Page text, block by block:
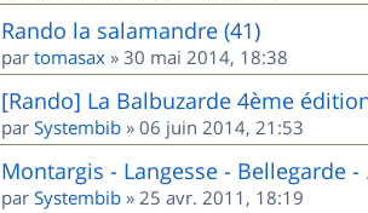
Rando la salamandre (41)
par tomasax » 30 mai 2014, 18:38
[Rando] La Balbuzarde 4ème
par Systembib » 06 juin 2014, 21:53
Montargis - Langesse - Bellegarde -
par Systembib » 25 avr. 2011, 18:19